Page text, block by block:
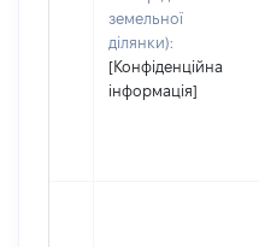
земельної
ділянки):
[Конфіденційна
інформація]